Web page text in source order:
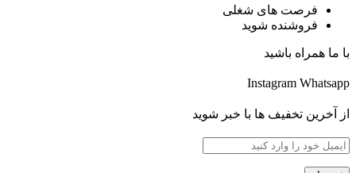
فرصت های شغلی
فروشنده شوید
با ما همراه باشید
Instagram Whatsapp
از آخرین تخفیف ها با خبر شوید